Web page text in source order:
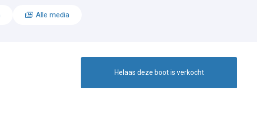
Alle media
Helaas deze boot is verkocht